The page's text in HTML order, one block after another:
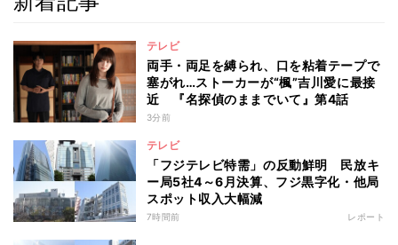
テレビ
両手・両足を縛られ、口を粘着テープで
塞がれ…ストーカーが“楓”吉川愛に最接
近 『名探偵のままでいて』第4話
3分前
テレビ
「フジテレビ特需」の反動鮮明 民放キ
ー局5社4～6月決算、フジ黒字化・他局
スポット収入大幅減
7時間前 レポート